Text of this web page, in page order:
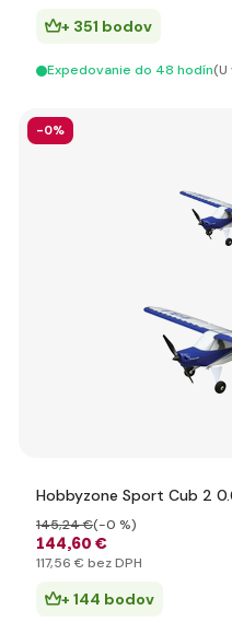
+ 351 bodov
Expedovanie do 48 hodín(U
-0%
Hobbyzone Sport Cub 2
144,60 €
145,24 €(-0 %)
117,56 € bez DPH
+ 144 bodov